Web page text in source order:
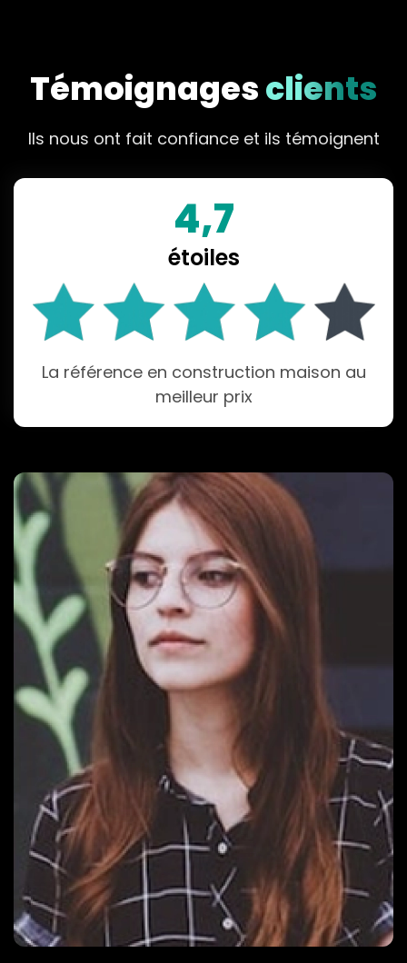
Témoignagesclients
Ils nous ont fait confiance et ils témoignent
4,7
étoiles
La référence en construction maison au
meilleur prix